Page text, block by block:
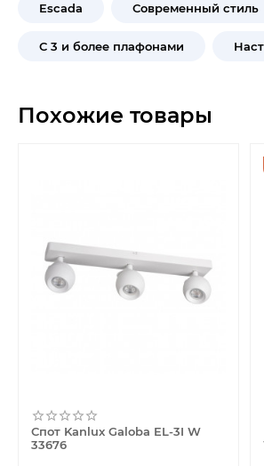
Escada Современный стиль
С 3 и более плафонами
Похожие товары
Спот Kanlux Galoba EL-3I W
33676